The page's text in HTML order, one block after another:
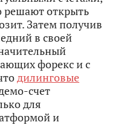
решают открыть
Затем получив
в своей
форекс и с
дилинговые
счет
для
и